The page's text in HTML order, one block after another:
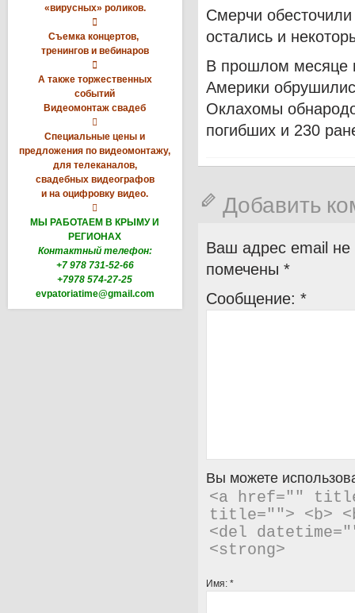
«вирусных» роликов.

Съемка концертов,
тренингов и вебинаров

А также торжественных
событий
Видеомонтаж свадеб

Специальные цены и
предложения по видеомонтажу,
для телеканалов,
свадебных видеографов
и на оцифровку видео.

МЫ РАБОТАЕМ В КРЫМУ И
РЕГИОНАХ
Контактный телефон:
+7 978 731-52-66
+7978 574-27-25
evpatoriatime@gmail.com
Смерчи
остались и
В прошлом месяце
Америки
Оклахомы
погибших и 230
Добавить
Ваш адрес email не
помечены *
Сообщение: *
Вы можете
<a href=""
title=""> <b>
<del
<strong>
Имя: *